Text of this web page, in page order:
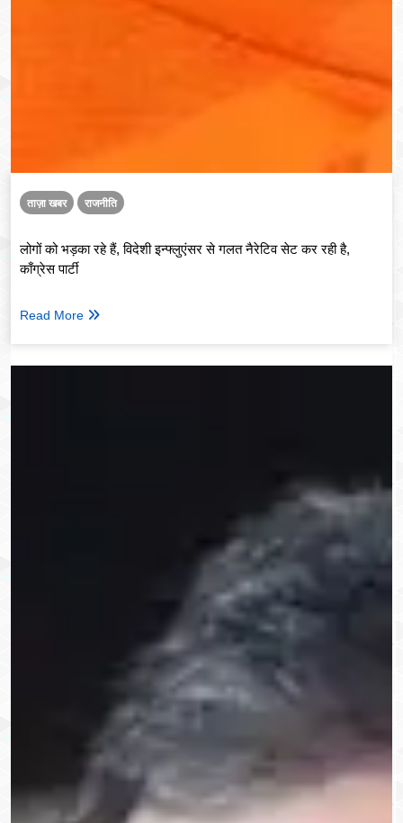
ताज़ा खबर राजनीति
लोगों को भड़का रहे हैं, विदेशी इन्फ्लुएंसर से गलत नैरेटिव सेट कर रही है,
काँग्रेस पार्टी
Read More